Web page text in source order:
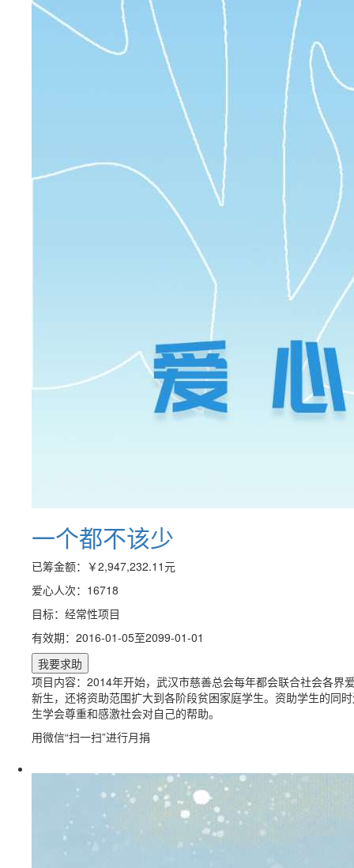
一个都不该少
已筹金额： ￥2,947,232.11元
爱心人次：16718
目标：经常性项目
有效期：2016-01-05至2099-01-01
项目内容：2014年开始，武汉市慈善总会每年都会联合社会各界
新生，还将资助范围扩大到各阶段贫困家庭学生。资助学生的同
生学会尊重和感激社会对自己的帮助。
用微信“扫一扫”进行月捐